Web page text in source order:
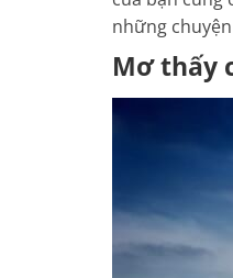
những
Mơ thấy